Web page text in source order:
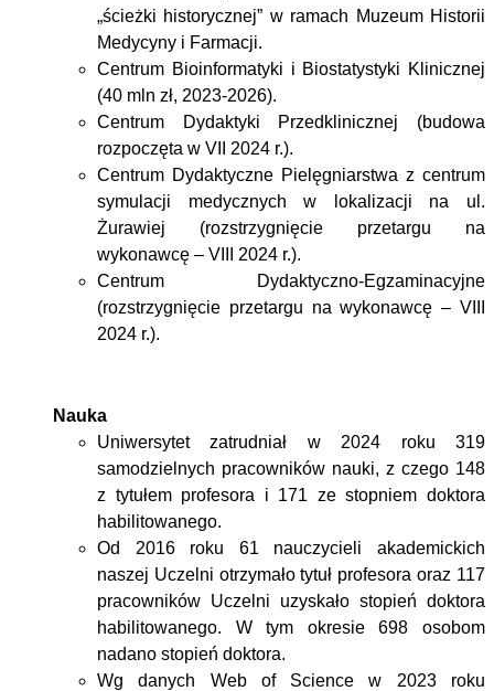
„ścieżki historycznej” w ramach Muzeum Historii
Medycyny i Farmacji.
Centrum Bioinformatyki i Biostatystyki Klinicznej
(40 mln zł, 2023-2026).
Centrum Dydaktyki Przedklinicznej (budowa
rozpoczęta w VII 2024 r.).
Centrum Dydaktyczne Pielęgniarstwa z centrum
symulacji medycznych w lokalizacji na ul.
Żurawiej (rozstrzygnięcie przetargu na
wykonawcę – VIII 2024 r.).
Centrum Dydaktyczno-Egzaminacyjne
(rozstrzygnięcie przetargu na wykonawcę – VIII
2024 r.).
Nauka
Uniwersytet zatrudniał w 2024 roku 319
samodzielnych pracowników nauki, z czego 148
z tytułem profesora i 171 ze stopniem doktora
habilitowanego.
Od 2016 roku 61 nauczycieli akademickich
naszej Uczelni otrzymało tytuł profesora oraz 117
pracowników Uczelni uzyskało stopień doktora
habilitowanego. W tym okresie 698 osobom
nadano stopień doktora.
Wg danych Web of Science w 2023 roku